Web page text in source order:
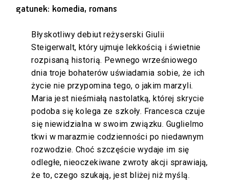
gatunek: komedia, romans
Błyskotliwy debiut reżyserski Giulii
Steigerwalt, który ujmuje lekkością i świetnie
rozpisaną historią. Pewnego wrześniowego
dnia troje bohaterów uświadamia sobie, że ich
życie nie przypomina tego, o jakim marzyli.
Maria jest nieśmiałą nastolatką, której skrycie
podoba się kolega ze szkoły. Francesca czuje
się niewidzialna w swoim związku. Guglielmo
tkwi w marazmie codzienności po niedawnym
rozwodzie. Choć szczęście wydaje im się
odległe, nieoczekiwane zwroty akcji sprawiają,
że to, czego szukają, jest bliżej niż myślą.